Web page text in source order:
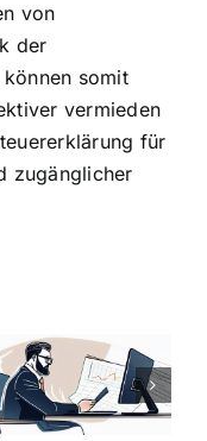
von
der
somit
vermieden
für
zugänglicher
Fragen: 77
Fragen und
kluge